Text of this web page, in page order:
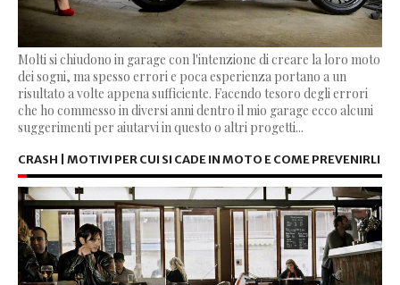
Molti si chiudono in garage con l'intenzione di creare la loro moto
dei sogni, ma spesso errori e poca esperienza portano a un
risultato a volte appena sufficiente. Facendo tesoro degli errori
che ho commesso in diversi anni dentro il mio garage ecco alcuni
suggerimenti per aiutarvi in questo o altri progetti...
CRASH | MOTIVI PER CUI SI CADE IN MOTO E COME PREVENIRLI